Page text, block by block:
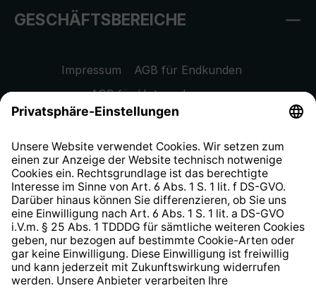
GESCHÄFTSBEREICHE
Impressum
AGB für Endkunden
AGB für Unternehmen
Datenschutzhinweis
Widerrufsrecht
Hinweisgeberschutzsystem
Barrierefreiheit